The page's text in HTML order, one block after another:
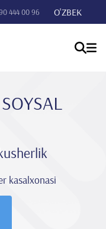
444 00 96 O'ZBEK
kasalxonasi